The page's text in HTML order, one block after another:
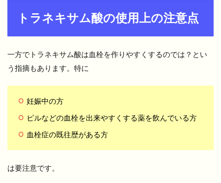
トラネキサム酸の使用上の注意点
一方でトラネキサム酸は血栓を作りやすくするのでは？とい
う指摘もあります。特に
妊娠中の方
ピルなどの血栓を出来やすくする薬を飲んでいる方
血栓症の既往歴がある方
は要注意です。